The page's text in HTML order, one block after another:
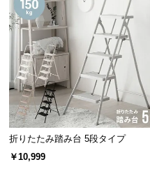
折りたたみ踏み台 5段タイプ
￥10,999